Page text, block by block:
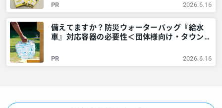
アリア
PR 2026.6.16
備えてますか？防災ウォーターバッグ『給水
車』対応容器の必要性＜団体様向け・タウンニ
多摩のご近所情報 – レアリア
PR 2026.6.16